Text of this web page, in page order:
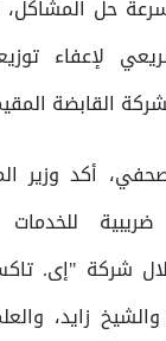
حل
لإعفاء
القابضة
أكد وزير
للخدمات
شركة "إى.
زايد،